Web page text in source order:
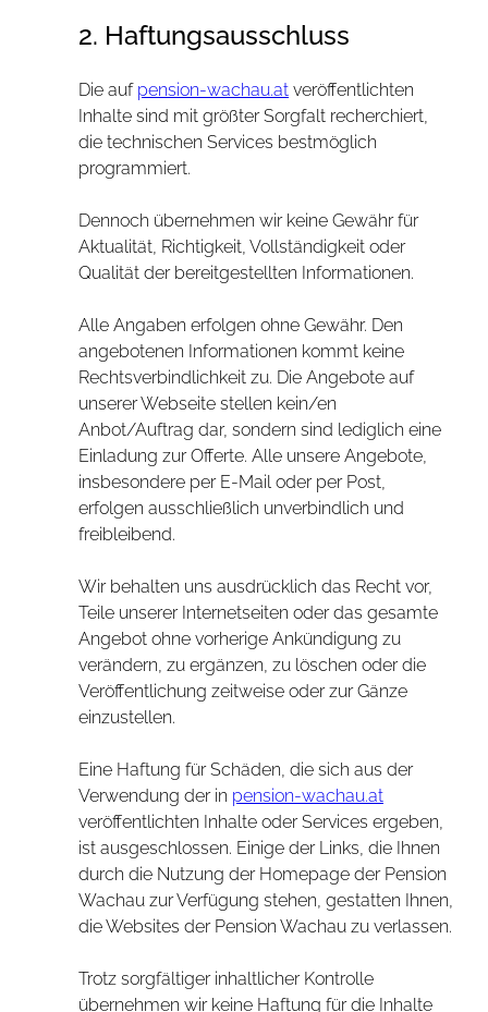
2. Haftungsausschluss
Die auf pension-wachau.at veröffentlichten
Inhalte sind mit größter Sorgfalt recherchiert,
die technischen Services bestmöglich
programmiert.
Dennoch übernehmen wir keine Gewähr für
Aktualität, Richtigkeit, Vollständigkeit oder
Qualität der bereitgestellten Informationen.
Alle Angaben erfolgen ohne Gewähr. Den
angebotenen Informationen kommt keine
Rechtsverbindlichkeit zu. Die Angebote auf
unserer Webseite stellen kein/en
Anbot/Auftrag dar, sondern sind lediglich eine
Einladung zur Offerte. Alle unsere Angebote,
insbesondere per E-Mail oder per Post,
erfolgen ausschließlich unverbindlich und
freibleibend.
Wir behalten uns ausdrücklich das Recht vor,
Teile unserer Internetseiten oder das gesamte
Angebot ohne vorherige Ankündigung zu
verändern, zu ergänzen, zu löschen oder die
Veröffentlichung zeitweise oder zur Gänze
einzustellen.
Eine Haftung für Schäden, die sich aus der
Verwendung der in pension-wachau.at
veröffentlichten Inhalte oder Services ergeben,
ist ausgeschlossen. Einige der Links, die Ihnen
durch die Nutzung der Homepage der Pension
Wachau zur Verfügung stehen, gestatten Ihnen,
die Websites der Pension Wachau zu verlassen.
Trotz sorgfältiger inhaltlicher Kontrolle
übernehmen wir keine Haftung für die Inhalte